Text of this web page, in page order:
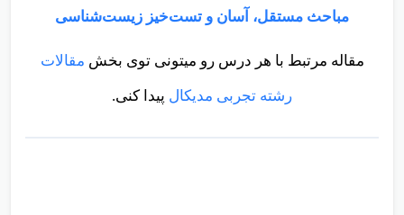
مباحث مستقل، آسان و تست‌خیز زیست‌‌شناسی
مقاله مرتبط با هر درس رو میتونی توی بخش مقالات
رشته تجربی مدیکال پیدا کنی.